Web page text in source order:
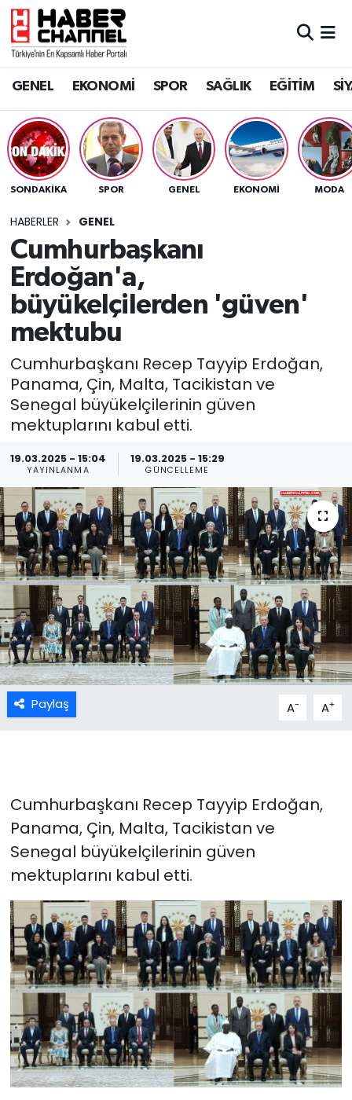
GENEL EKONOMİ SPOR SAĞLIK EĞİTİM
SONDAKIKA SPOR GENEL EKONOMİ MODA
HABERLER GENEL
Cumhurbaşkanı
Erdoğan'a,
büyükelçilerden 'güven'
mektubu
Cumhurbaşkanı Recep Tayyip Erdoğan,
Panama, Çin, Malta, Tacikistan ve
Senegal büyükelçilerinin güven
mektuplarını kabul etti.
19.03.2025 - 15:04
YAYINLANMA
19.03.2025 - 15:29
GÜNCELLEME
Paylaş A- A+
Cumhurbaşkanı Recep Tayyip Erdoğan,
Panama, Çin, Malta, Tacikistan ve
Senegal büyükelçilerinin güven
mektuplarını kabul etti.
GENEL
SPOR
SAĞLIK
EĞİTİM
SİYASET
MAGAZİN
Nöbetçi Eczaneler
Trafik Durumu
Süper Lig Puan Durumu ve Fikstür
Tüm Manşetler
Son Dakika Haberleri
Haber Arşivi